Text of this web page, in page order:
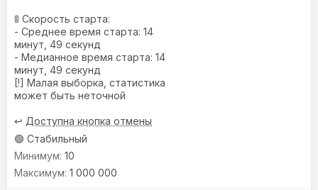
🚦 Скорость старта:
- Среднее время старта: 14
минут, 49 секунд
- Медианное время старта: 14
минут, 49 секунд
[!] Малая выборка, статистика
может быть неточной
↩️ Доступна кнопка отмены
🟢 Стабильный
10
1 000 000